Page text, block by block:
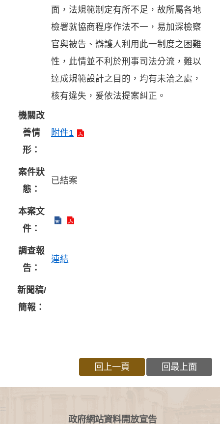
面，法規範制定有所不足，故所屬各地
檢署就協商程序作法不一，易加深檢察
官與被告、辯護人利用此一制度之困難
性，此情並不利於刑事司法分流，難以
達成規範設計之目的，均有未洽之處，
核有違失，爰依法提案糾正。
機關改
善情
形：
附件1
案件狀
態：
已結案
本案文
件：
調查報
告：
連結
新聞稿/
簡報：
回上一頁 回最上面
:::
政府網站資料開放宣告